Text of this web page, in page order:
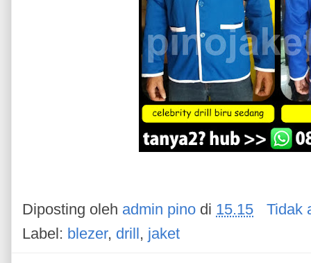
Diposting oleh admin pino di 15.15
Tidak
Label: blezer, drill, jaket